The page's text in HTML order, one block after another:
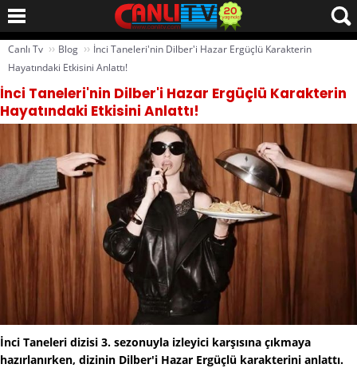
Canlı Tv ›› Blog ›› İnci Taneleri'nin Dilber'i Hazar Ergüçlü Karakterin
Hayatındaki Etkisini Anlattı!
İnci Taneleri'nin Dilber'i Hazar Ergüçlü Karakterin
Hayatındaki Etkisini Anlattı!
İnci Taneleri dizisi 3. sezonuyla izleyici karşısına çıkmaya
hazırlanırken, dizinin Dilber'i Hazar Ergüçlü karakterini anlattı.